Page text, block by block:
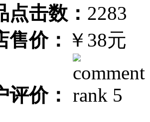
点击数： 2283
售价： ￥38元
评价：